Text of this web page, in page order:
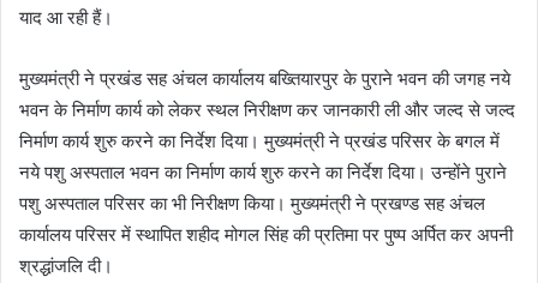
याद आ रही हैं।
मुख्यमंत्री ने प्रखंड सह अंचल कार्यालय बख्तियारपुर के पुराने भवन की जगह नये
भवन के निर्माण कार्य को लेकर स्थल निरीक्षण कर जानकारी ली और जल्द से जल्द
निर्माण कार्य शुरु करने का निर्देश दिया। मुख्यमंत्री ने प्रखंड परिसर के बगल में
नये पशु अस्पताल भवन का निर्माण कार्य शुरु करने का निर्देश दिया। उन्होंने पुराने
पशु अस्पताल परिसर का भी निरीक्षण किया। मुख्यमंत्री ने प्रखण्ड सह अंचल
कार्यालय परिसर में स्थापित शहीद मोगल सिंह की प्रतिमा पर पुष्प अर्पित कर अपनी
श्रद्धांजलि दी।